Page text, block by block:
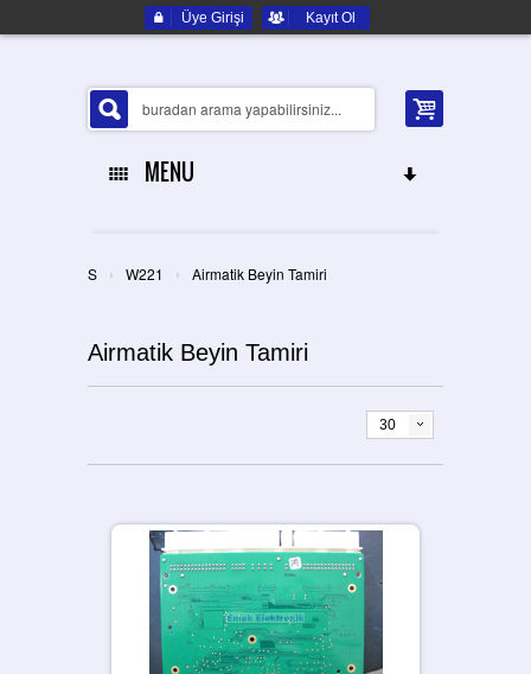
Üye Girişi Kayıt Ol
MENU
ELEKTRONIK YEDEK PARÇA
S › W221 › Airmatik Beyin Tamiri
Airmatik Beyin Tamiri
30